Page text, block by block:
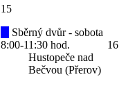
15
Sběrný dvůr - sobota
8:00-11:30 hod.
Hustopeče nad
Bečvou (Přerov)
16